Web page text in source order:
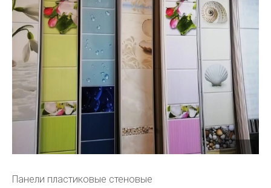
Панели пластиковые стеновые